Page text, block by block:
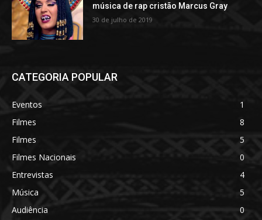
música de rap cristão Marcus Gray
30 de julho de 2019
CATEGORIA POPULAR
Eventos
1
Filmes
8
Filmes
5
Filmes Nacionais
0
Entrevistas
4
Música
5
Audiência
0